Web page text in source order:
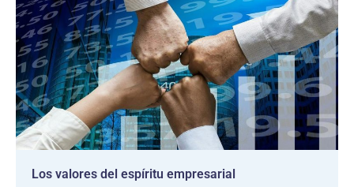
Los valores del espíritu empresarial